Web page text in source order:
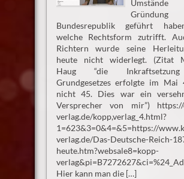
Bundesrepublik geführt
welche Rechtsform zutrifft.
Richtern wurde seine
heute nicht widerlegt. (Zitat
Haug “die
Grundgesetzes erfolgte im Mai
nicht 45. Dies war ein
Versprecher von mir”) https://
verlag.de/kopp,verlag_4.html?
1=623&3=0&4=&5=https://
verlag.de/Das-Deutsche-Reich-
heute.htm?websale8=kopp-
Hier kann man die […]